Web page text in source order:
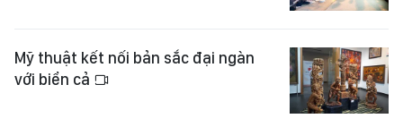
Mỹ thuật kết nối bản sắc đại ngàn
với biển cả